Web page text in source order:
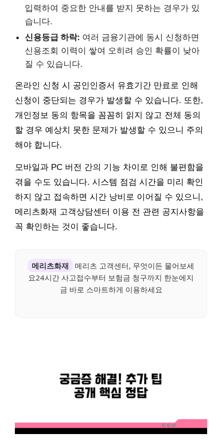
입력하여 중요한 안내를 받지 못하는 경우가 있
습니다.
신용등급 하락: 여러 금융기관에 동시 신청하면
신용조회 이력이 쌓여 오히려 승인 확률이 낮아
질 수 있습니다.
온라인 신청 시 공인인증서 유효기간 만료로 인해
신청이 중단되는 경우가 발생할 수 있습니다. 또한,
개인정보 동의 항목을 꼼꼼히 읽지 않고 전체 동의
할 경우 예상치 못한 문제가 발생할 수 있으니 주의
해야 합니다.
모바일과 PC 버전 간의 기능 차이로 인해 불편함을
겪을 수도 있습니다. 시스템 점검 시간을 미리 확인
하지 않고 접속하면 시간 낭비로 이어질 수 있으니,
메리츠화재 고객상담센터 이용 전 관련 공지사항을
꼭 확인하는 것이 좋습니다.
메리츠화재
메리츠 고객센터, 무엇이든 물어보세
요24시간 사고접수부터 보험금 청구까지 한눈에지
금 바로 스마트하게 이용하세요